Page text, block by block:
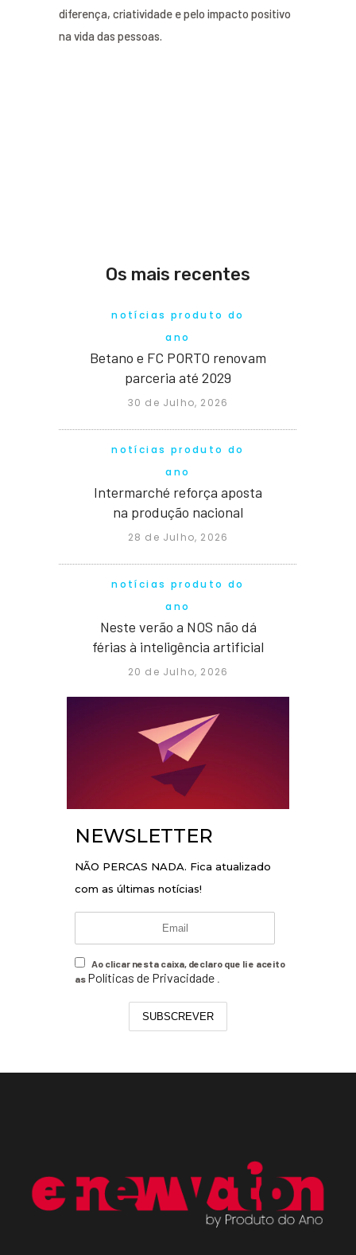
diferença, criatividade e pelo impacto positivo
na vida das pessoas.
Os mais recentes
notícias produto do
ano
Betano e FC PORTO renovam
parceria até 2029
30 de Julho, 2026
notícias produto do
ano
Intermarché reforça aposta
na produção nacional
28 de Julho, 2026
notícias produto do
ano
Neste verão a NOS não dá
férias à inteligência artificial
20 de Julho, 2026
NEWSLETTER
NÃO PERCAS NADA. Fica atualizado
com as últimas notícias!
Ao clicar nesta caixa, declaro que li e aceito
as Políticas de Privacidade
SUBSCREVER